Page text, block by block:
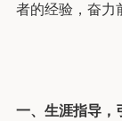
者的经验，奋力
——国际与
一、生涯指导，